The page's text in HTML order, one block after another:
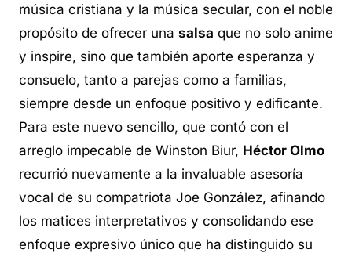
música cristiana y la música secular, con el noble
propósito de ofrecer una salsa que no solo anime
y inspire, sino que también aporte esperanza y
consuelo, tanto a parejas como a familias,
siempre desde un enfoque positivo y edificante.
Para este nuevo sencillo, que contó con el
arreglo impecable de Winston Biur, Héctor Olmo
recurrió nuevamente a la invaluable asesoría
vocal de su compatriota Joe González, afinando
los matices interpretativos y consolidando ese
enfoque expresivo único que ha distinguido su